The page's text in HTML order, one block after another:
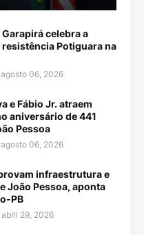
Garapirá celebra a
resistência Potiguara na
06, 2026
e Fábio Jr. atraem
aniversário de 441
Pessoa
06, 2026
infraestrutura e
João Pessoa, aponta
PB
29, 2026